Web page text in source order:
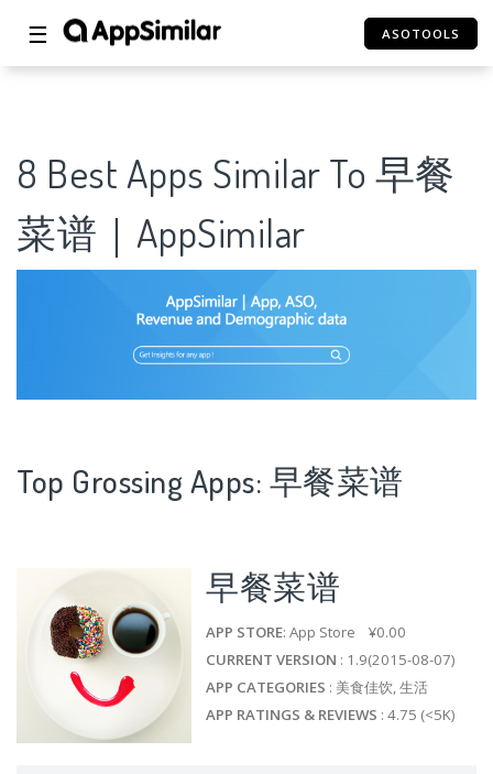
☰ ASOTOOLS
8 Best Apps Similar To 早餐
菜谱｜AppSimilar
Top Grossing Apps: 早餐菜谱
早餐菜谱
APP STORE: App Store ¥0.00
CURRENT VERSION : 1.9(2015-08-07)
APP CATEGORIES : 美食佳饮, 生活
APP RATINGS & REVIEWS : 4.75 (<5K)